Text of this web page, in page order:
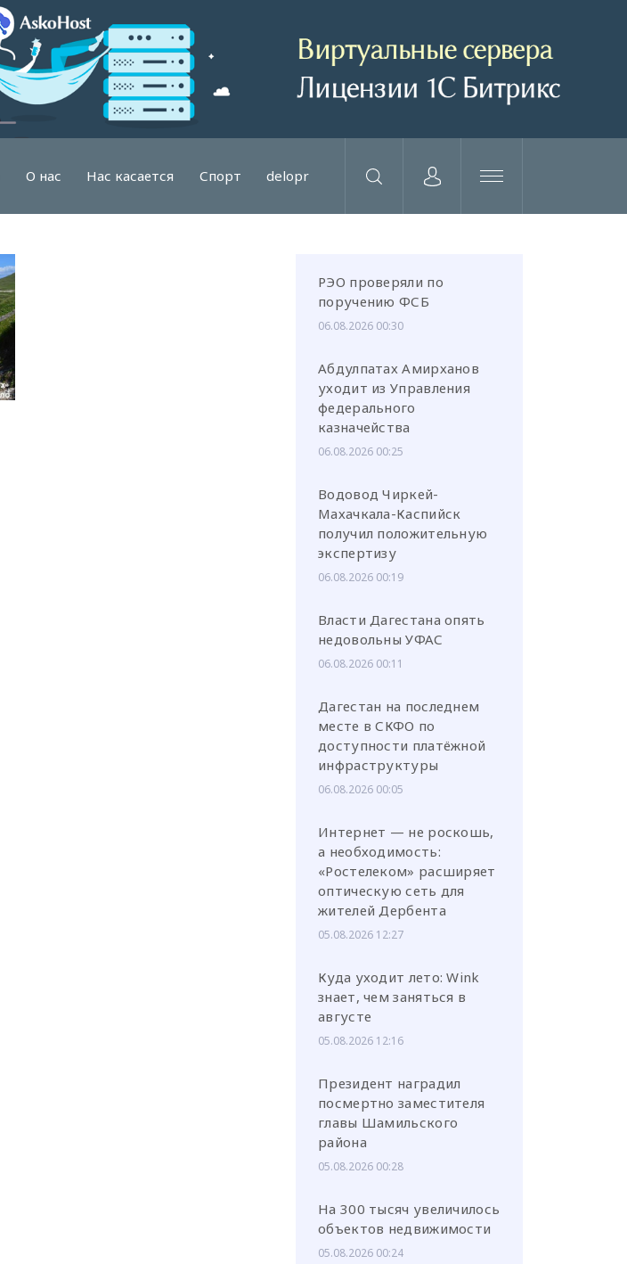
О нас Нас касается Спорт delopr
или через соц. сети
РЭО проверяли по
поручению ФСБ
06.08.2026 00:30
Абдулпатах Амирханов
уходит из Управления
федерального
казначейства
06.08.2026 00:25
Водовод Чиркей-
Махачкала-Каспийск
получил положительную
экспертизу
06.08.2026 00:19
Власти Дагестана опять
недовольны УФАС
06.08.2026 00:11
Дагестан на последнем
месте в СКФО по
доступности платёжной
инфраструктуры
06.08.2026 00:05
Интернет — не роскошь,
а необходимость:
«Ростелеком» расширяет
оптическую сеть для
жителей Дербента
05.08.2026 12:27
Куда уходит лето: Wink
знает, чем заняться в
августе
05.08.2026 12:16
Президент наградил
посмертно заместителя
главы Шамильского
района
05.08.2026 00:28
На 300 тысяч увеличилось
объектов недвижимости
05.08.2026 00:24